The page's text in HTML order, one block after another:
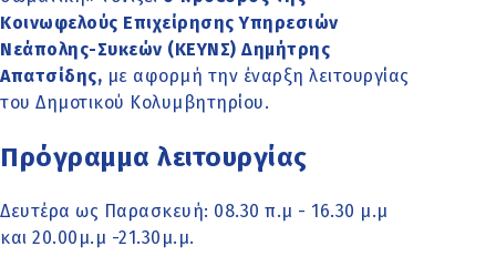
Κοινωφελούς Επιχείρησης Υπηρεσιών
Νεάπολης-Συκεών (ΚΕΥΝΣ) Δημήτρης
Απατσίδης, με αφορμή την έναρξη λειτουργίας
του Δημοτικού Κολυμβητηρίου.
Πρόγραμμα λειτουργίας
Δευτέρα ως Παρασκευή: 08.30 π.μ - 16.30 μ.μ
και 20.00μ.μ -21.30μ.μ.